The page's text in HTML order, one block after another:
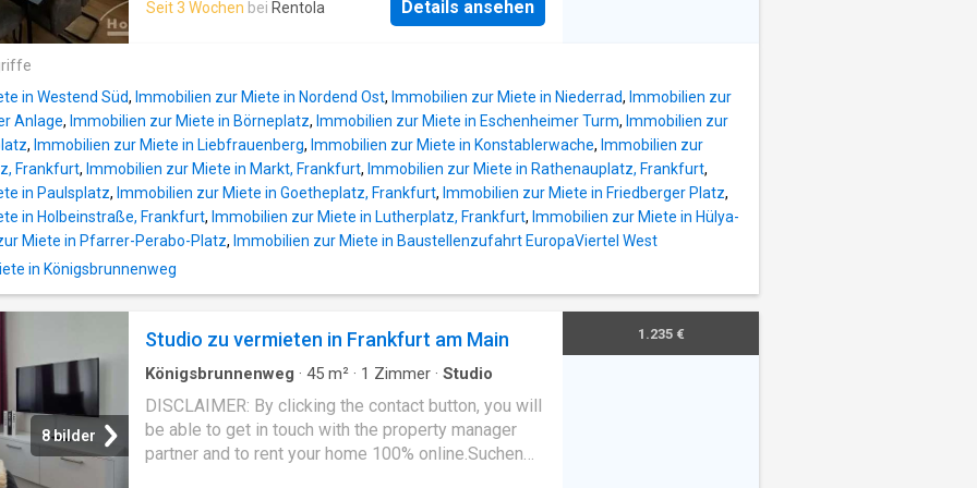
English: The Aparthoin Frankfurt City extends over
bedrooms, two of them with 2 beds each and one
and Magenta Tv with all common tv programs. Free
WiFi Other information about the rental agreement:
Rent plus electricity according to consumption
Energy certificate: Not yet available, will be
submitted later Equipment tv dryer fitted kitchen 2
Schlafzimmer linens washingmachine cellar open
plan kitchen
Seit 3 Wochen bei Rentola Details ansehen
in Westend Süd, Immobilien zur Miete in Nordend Ost, Immobilien zur Miete in Niederrad, Immobilien zur
Anlage, Immobilien zur Miete in Börneplatz, Immobilien zur Miete in Eschenheimer Turm, Immobilien zur
, Immobilien zur Miete in Liebfrauenberg, Immobilien zur Miete in Konstablerwache, Immobilien zur
Frankfurt, Immobilien zur Miete in Markt, Frankfurt, Immobilien zur Miete in Rathenauplatz, Frankfurt,
in Paulsplatz, Immobilien zur Miete in Goetheplatz, Frankfurt, Immobilien zur Miete in Friedberger Platz,
in Holbeinstraße, Frankfurt, Immobilien zur Miete in Lutherplatz, Frankfurt, Immobilien zur Miete in Hülya-
Miete in Pfarrer-Perabo-Platz, Immobilien zur Miete in Baustellenzufahrt EuropaViertel West
in Königsbrunnenweg
8 bilder
Studio zu vermieten in Frankfurt am Main
Königsbrunnenweg · 45 m² · 1 Zimmer · Studio
DISCLAIMER: By clicking the contact button, you will
be able to get in touch with the property manager
partner and to rent your home 100% online.Suchen
1.235 €